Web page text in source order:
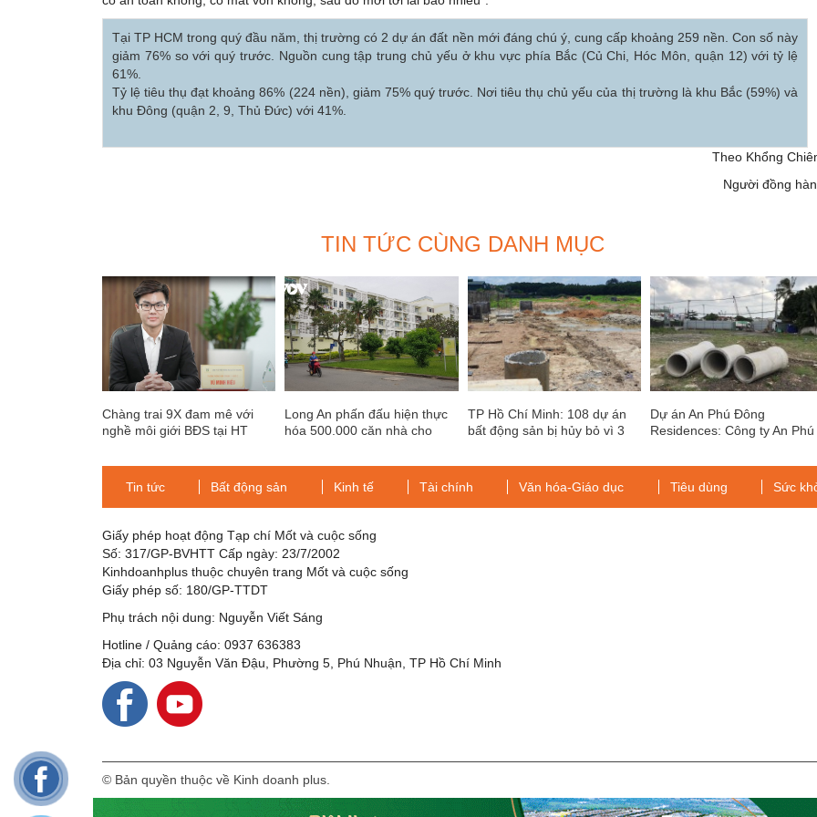
Tại TP HCM trong quý đầu năm, thị trường có 2 dự án đất nền mới đáng chú ý, cung cấp khoảng 259 nền. Con số này
giảm 76% so với quý trước. Nguồn cung tập trung chủ yếu ở khu vực phía Bắc (Củ Chi, Hóc Môn, quận 12) với tỷ lệ
61%.
Tỷ lệ tiêu thụ đạt khoảng 86% (224 nền), giảm 75% quý trước. Nơi tiêu thụ chủ yếu của thị trường là khu Bắc (59%) và
khu Đông (quận 2, 9, Thủ Đức) với 41%.
Theo Khổng
Người đồng
TIN TỨC CÙNG DANH MỤC
Chàng trai 9X đam mê với
nghề môi giới BĐS tại HT
Long An phấn đấu hiện thực
hóa 500.000 căn nhà cho
TP Hồ Chí Minh: 108 dự án
bất động sản bị hủy bỏ vì 3
Dự án An Phú Đông
Residences: Công ty An Phú
lô bán nền trái phép?
Tin tức
Bất động sản Kinh tế Tài chính Văn hóa-Giáo dục Tiêu dùng Sức
Giấy phép hoạt động Tạp chí Mốt và cuộc sống
Số: 317/GP-BVHTT Cấp ngày: 23/7/2002
Kinhdoanhplus thuộc chuyên trang Mốt và cuộc sống
Giấy phép số: 180/GP-TTDT
Phụ trách nội dung: Nguyễn Viết Sáng
Hotline / Quảng cáo: 0937 636383
Địa chỉ: 03 Nguyễn Văn Đậu, Phường 5, Phú Nhuận, TP Hồ Chí Minh
© Bản quyền thuộc về Kinh doanh plus.